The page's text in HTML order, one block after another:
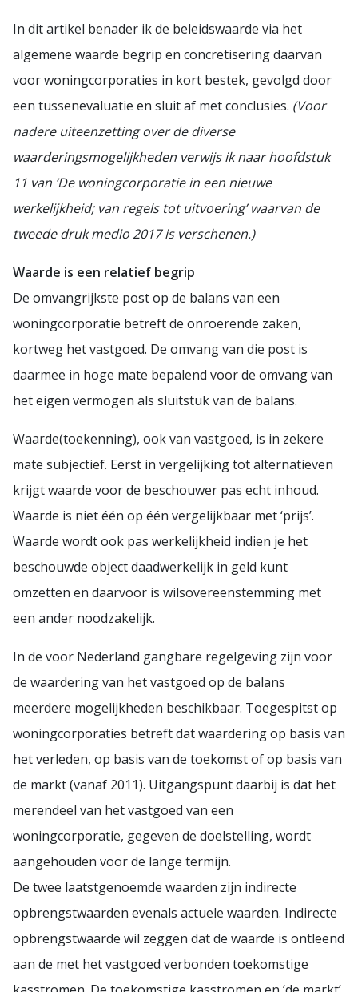
In dit artikel benader ik de beleidswaarde via het
algemene waarde begrip en concretisering daarvan
voor woningcorporaties in kort bestek, gevolgd door
een tussenevaluatie en sluit af met conclusies. (Voor
nadere uiteenzetting over de diverse
waarderingsmogelijkheden verwijs ik naar hoofdstuk
11 van ‘De woningcorporatie in een nieuwe
werkelijkheid; van regels tot uitvoering’ waarvan de
tweede druk medio 2017 is verschenen.)
Waarde is een relatief begrip
De omvangrijkste post op de balans van een
woningcorporatie betreft de onroerende zaken,
kortweg het vastgoed. De omvang van die post is
daarmee in hoge mate bepalend voor de omvang van
het eigen vermogen als sluitstuk van de balans.
Waarde(toekenning), ook van vastgoed, is in zekere
mate subjectief. Eerst in vergelijking tot alternatieven
krijgt waarde voor de beschouwer pas echt inhoud.
Waarde is niet één op één vergelijkbaar met ‘prijs’.
Waarde wordt ook pas werkelijkheid indien je het
beschouwde object daadwerkelijk in geld kunt
omzetten en daarvoor is wilsovereenstemming met
een ander noodzakelijk.
In de voor Nederland gangbare regelgeving zijn voor
de waardering van het vastgoed op de balans
meerdere mogelijkheden beschikbaar. Toegespitst op
woningcorporaties betreft dat waardering op basis van
het verleden, op basis van de toekomst of op basis van
de markt (vanaf 2011). Uitgangspunt daarbij is dat het
merendeel van het vastgoed van een
woningcorporatie, gegeven de doelstelling, wordt
aangehouden voor de lange termijn.
De twee laatstgenoemde waarden zijn indirecte
opbrengstwaarden evenals actuele waarden. Indirecte
opbrengstwaarde wil zeggen dat de waarde is ontleend
aan de met het vastgoed verbonden toekomstige